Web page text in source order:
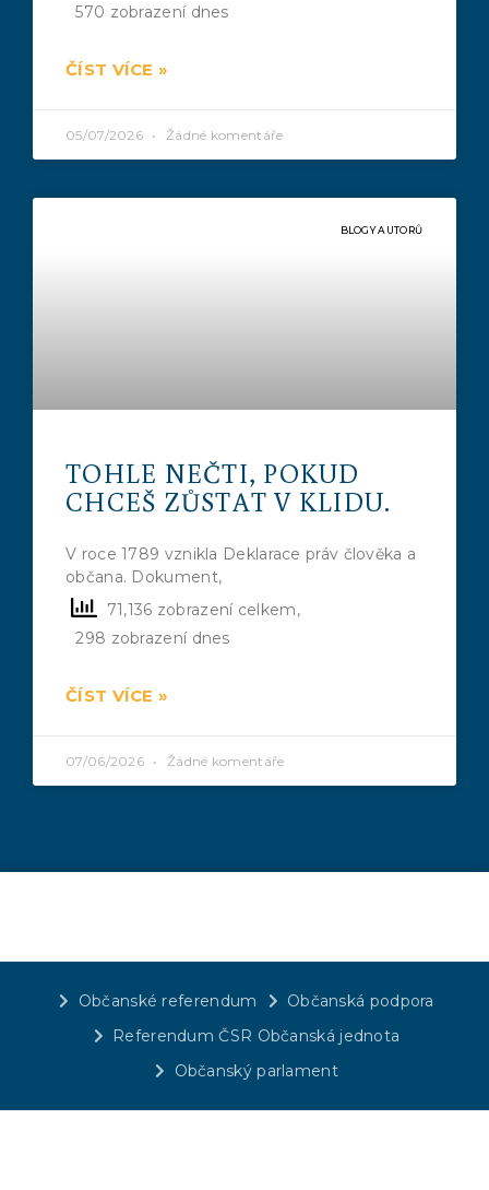
570 zobrazení dnes
ČÍST VÍCE »
05/07/2026 Žádné komentáře
BLOGY AUTORŮ
TOHLE NEČTI, POKUD
CHCEŠ ZŮSTAT V KLIDU.
V roce 1789 vznikla Deklarace práv člověka a
občana. Dokument,
71,136 zobrazení celkem,
298 zobrazení dnes
ČÍST VÍCE »
07/06/2026 Žádné komentáře
Občanské referendum
Občanská podpora
Referendum ČSR Občanská jednota
Občanský parlament